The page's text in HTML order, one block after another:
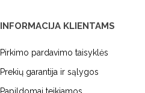
INFORMACIJA KLIENTAMS
Pirkimo pardavimo taisyklės
Prekių garantija ir sąlygos